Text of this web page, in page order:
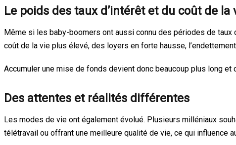
Le poids des taux d’intérêt et du coût de la
Même si les baby-boomers ont aussi connu des périodes de
coût de la vie plus élevé, des loyers en forte hausse,
Accumuler une mise de fonds devient donc beaucoup plus long
Des attentes et réalités différentes
Les modes de vie ont également évolué. Plusieurs milléniaux
télétravail ou offrant une meilleure qualité de vie, ce qui influence